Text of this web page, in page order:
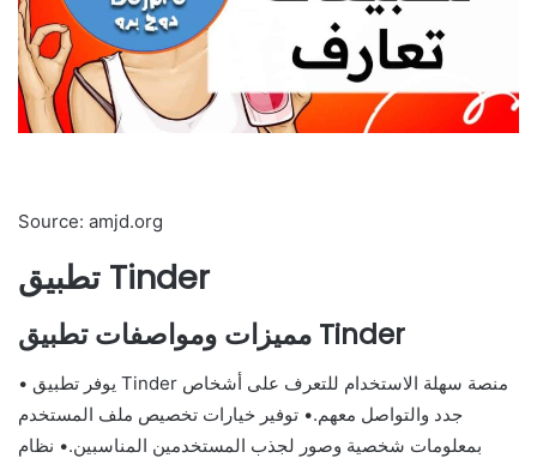
Source: amjd.org
تطبيق Tinder
مميزات ومواصفات تطبيق Tinder
• يوفر تطبيق Tinder منصة سهلة الاستخدام للتعرف على أشخاص
جدد والتواصل معهم.• توفير خيارات تخصيص ملف المستخدم
بمعلومات شخصية وصور لجذب المستخدمين المناسبين.• نظام